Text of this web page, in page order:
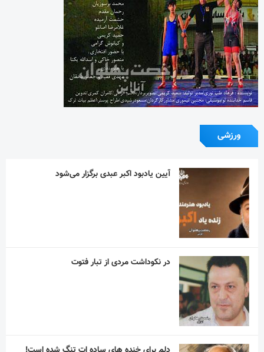
ورزشی
آیین یادبود اکبر عبدی برگزار می‌شود
در نکوداشت مردی از تبار فتوت